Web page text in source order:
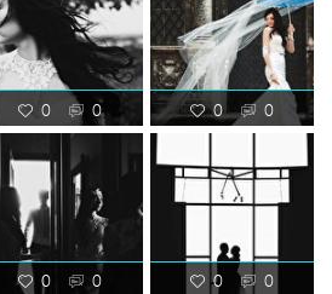
0 0 0 0
0 0 0 0